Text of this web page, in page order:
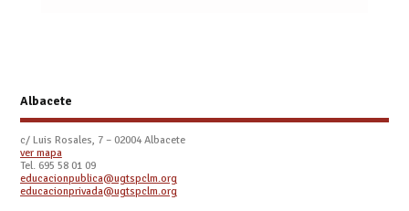
Albacete
c/ Luis Rosales, 7 – 02004 Albacete
ver mapa
Tel. 695 58 01 09
educacionpublica@ugtspclm.org
educacionprivada@ugtspclm.org